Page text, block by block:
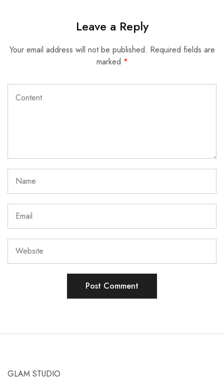
Leave a Reply
Your email address will not be published. Required fields are
marked *
GLAM STUDIO